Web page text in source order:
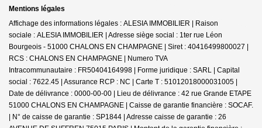
Mentions légales
Affichage des informations légales : ALESIA IMMOBILIER | Raison
sociale : ALESIA IMMOBILIER | Adresse siège social : 1ter rue Léon
Bourgeois - 51000 CHALONS EN CHAMPAGNE | Siret : 40416499800027 |
RCS : CHALONS EN CHAMPAGNE | Numero TVA
Intracommunautaire : FR50404164998 | Forme juridique : SARL | Capital
social : 7622.45 | Assurance RCP : NC | Carte T : 51012018000031005 |
Date de délivrance : 0000-00-00 | Lieu de délivrance : 42 rue Grande ETAPE
51000 CHALONS EN CHAMPAGNE | Caisse de garantie financière : SOCAF.
| N° de caisse de garantie : SP1844 | Adresse caisse de garantie : 26